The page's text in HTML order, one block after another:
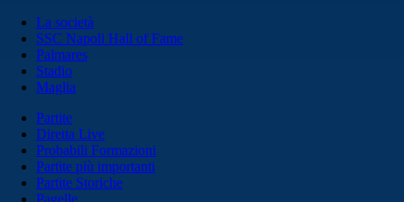
La società
SSC Napoli Hall of Fame
Palmares
Stadio
Maglia
Partite
Diretta Live
Probabili Formazioni
Partite più importanti
Partite Storiche
Pagelle